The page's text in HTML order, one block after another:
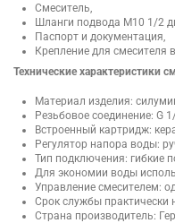
Смеситель,
Шланги подвода М10 1/2
Паспорт и документация,
Крепление для смесителя
Технические характеристики
Материал изделия:
Резьбовое соединение: G
Встроенный картридж:
Регулятор напора воды:
Тип подключения: гибкие
Для экономии воды
Управление смесителем:
Срок службы практически
Страна производитель: